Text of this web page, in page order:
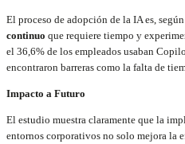
El proceso de adopción de la IA es,
continuo que requiere tiempo y
el 36,6% de los empleados usaban
encontraron barreras como la falta de
Impacto a Futuro
El estudio muestra claramente que la
entornos corporativos no solo mejora la